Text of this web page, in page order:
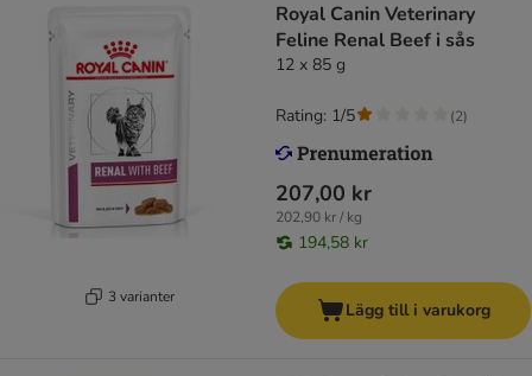
3 varianter
Royal Canin Veterinary
Feline Renal Beef i sås
12 x 85 g
207,00 kr
202,90 kr / kg
194,58 kr
Rating: 1/5 (2)
Lägg till i varukorg